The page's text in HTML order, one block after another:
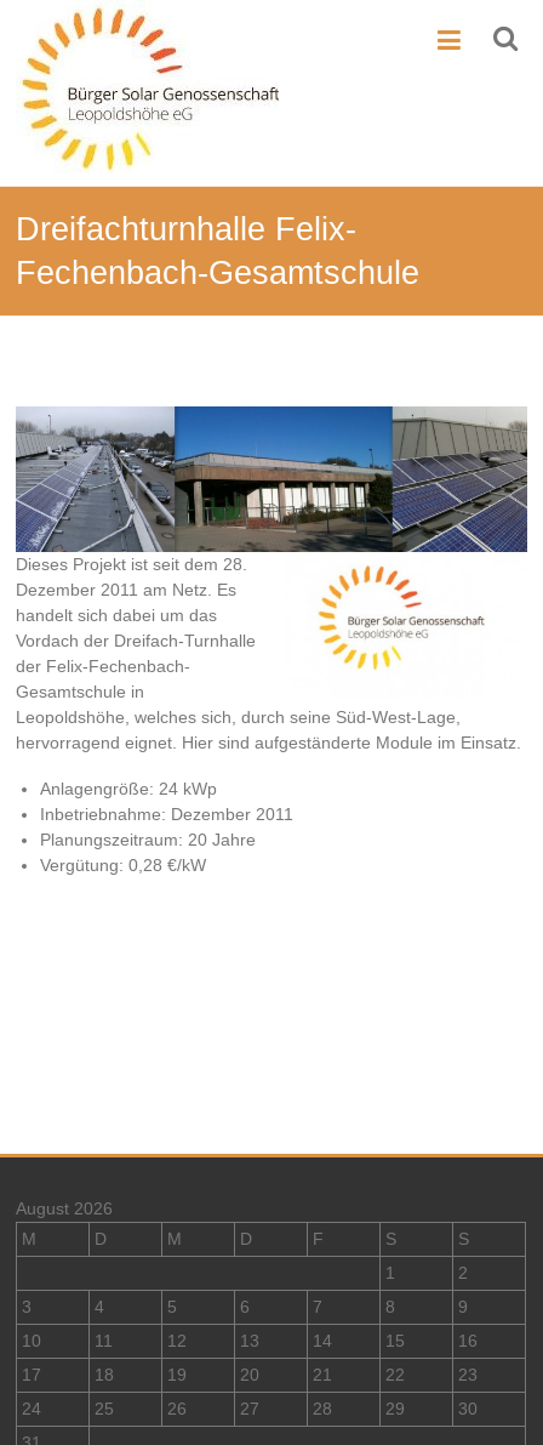
Inhalt
springen
BSG-
Leo
Bürger-
Solar-
Genossenschaft
Leopoldshöhe
Dreifachturnhalle Felix-
Fechenbach-Gesamtschule
Dieses Projekt ist seit dem 28.
Dezember 2011 am Netz. Es
handelt sich dabei um das
Vordach der Dreifach-Turnhalle
der Felix-Fechenbach-
Gesamtschule in
Leopoldshöhe, welches sich, durch seine Süd-West-Lage,
hervorragend eignet. Hier sind aufgeständerte Module im Einsatz.
Anlagengröße: 24 kWp
Inbetriebnahme: Dezember 2011
Planungszeitraum: 20 Jahre
Vergütung: 0,28 €/kW
August 2026
M
D M D F S
S
1
2
3
4 5 6 7 8
9
10
11 12 13 14 15
16
17
18 19 20 21 22
23
24
25 26 27 28 29
30